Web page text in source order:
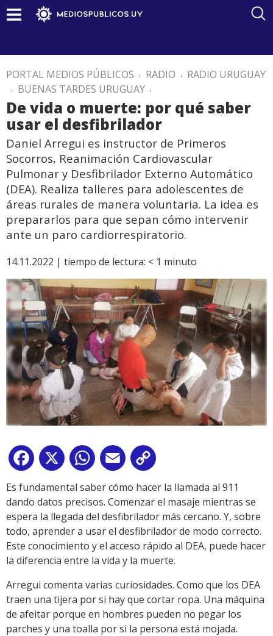
PORTAL MEDIOS PÚBLICOS . RADIO . RADIO URUGUAY
. BUENAS TARDES URUGUAY .
De vida o muerte: por qué saber
usar el desfibrilador
Daniel Arregui es instructor de Primeros
Socorros, Reanimación Cardiovascular
Pulmonar y Desfibrilador Externo Automático
(DEA). Realiza talleres para adolescentes de
áreas rurales de manera voluntaria. La idea es
prepararlos para que sepan cómo intervenir
ante un paro cardiorrespiratorio.
14.11.2022 | tiempo de lectura: < 1 minuto
Facebook
X WhatsApp
Email
Link
Es fundamental saber cómo hacer la llamada al 911
dando datos precisos. Comenzar el masaje mientras se
espera la llegada del desfibrilador más cercano. Y, sobre
todo, aprender a usar el desfibrilador de modo correcto.
Este conocimiento y el acceso rápido al DEA, puede hacer
la diferencia entre la vida y la muerte.
Arregui comenta varias curiosidades. Como que los DEA
traen una tijera por si hay que cortar ropa. Una máquina
de afeitar porque en hombres pueden no pegar los
parches y una toalla por si la persona está mojada.